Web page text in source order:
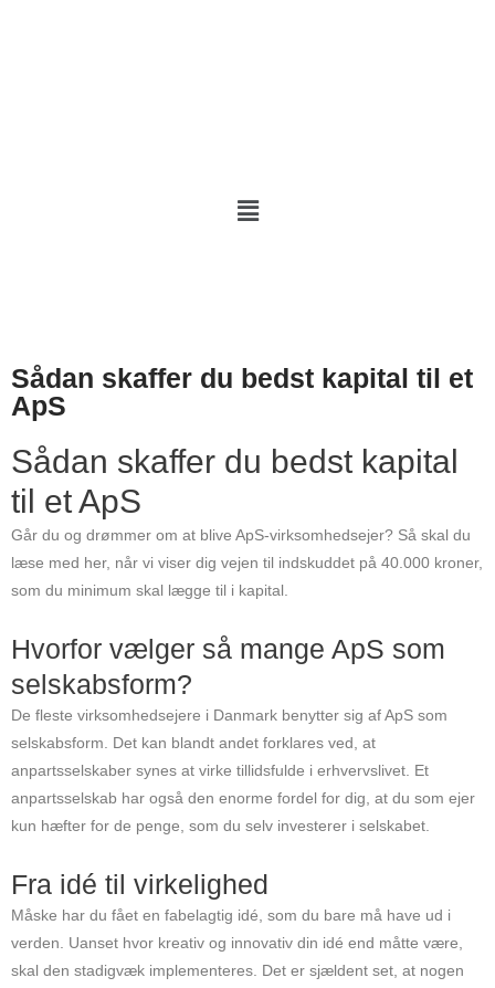
Sådan skaffer du bedst kapital til et
ApS
Sådan skaffer du bedst kapital
til et ApS
Går du og drømmer om at blive ApS-virksomhedsejer? Så skal du
læse med her, når vi viser dig vejen til indskuddet på 40.000 kroner,
som du minimum skal lægge til i kapital.
Hvorfor vælger så mange ApS som
selskabsform?
De fleste virksomhedsejere i Danmark benytter sig af ApS som
selskabsform. Det kan blandt andet forklares ved, at
anpartsselskaber synes at virke tillidsfulde i erhvervslivet. Et
anpartsselskab har også den enorme fordel for dig, at du som ejer
kun hæfter for de penge, som du selv investerer i selskabet.
Fra idé til virkelighed
Måske har du fået en fabelagtig idé, som du bare må have ud i
verden. Uanset hvor kreativ og innovativ din idé end måtte være,
skal den stadigvæk implementeres. Det er sjældent set, at nogen